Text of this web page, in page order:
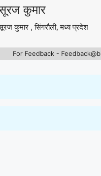
कुमार
कुमार , सिंगरौली, मध्य प्रदेश
For Feedback -